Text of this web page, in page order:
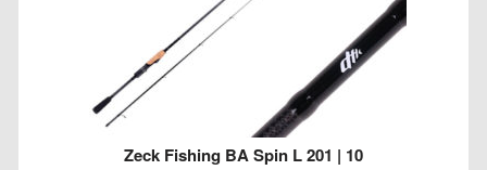
Zeck Fishing BA Spin L 201 | 10